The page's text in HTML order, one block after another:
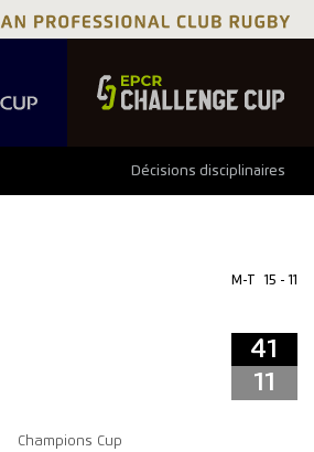
Décisions disciplinaires
M-T 15 - 11
41
11
Champions Cup
41 11